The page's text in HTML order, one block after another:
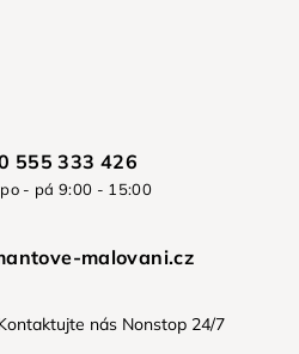
555 333 426
- pá 9:00 - 15:00
malovani.cz
nás Nonstop 24/7